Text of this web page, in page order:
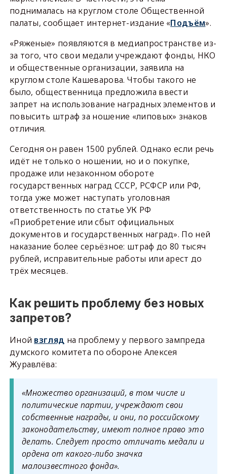
поднималась на круглом столе Общественной
палаты, сообщает интернет-издание «Подъём».
«Ряженые» появляются в медиапространстве из-
за того, что свои медали учреждают фонды, НКО
и общественные организации, заявила на
круглом столе Кашеварова. Чтобы такого не
было, общественница предложила ввести
запрет на использование наградных элементов и
повысить штраф за ношение «липовых» знаков
отличия.
Сегодня он равен 1500 рублей. Однако если речь
идёт не только о ношении, но и о покупке,
продаже или незаконном обороте
государственных наград СССР, РСФСР или РФ,
тогда уже может наступать уголовная
ответственность по статье УК РФ
«Приобретение или сбыт официальных
документов и государственных наград». По ней
наказание более серьёзное: штраф до 80 тысяч
рублей, исправительные работы или арест до
трёх месяцев.
Как решить проблему без новых
запретов?
Иной взгляд на проблему у первого зампреда
думского комитета по обороне Алексея
Журавлёва:
«Множество организаций, в том числе и
политические партии, учреждают свои
собственные награды, и они, по российскому
законодательству, имеют полное право это
делать. Следует просто отличать медали и
ордена от какого-либо значка
малоизвестного фонда».